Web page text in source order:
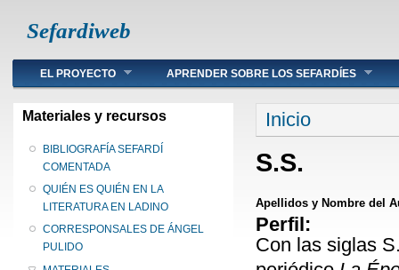
Sefardiweb
Main menu
EL PROYECTO APRENDER SOBRE LOS SEFARDÍES
Materiales y recursos
BIBLIOGRAFÍA SEFARDÍ
COMENTADA
QUIÉN ES QUIÉN EN LA
LITERATURA EN LADINO
CORRESPONSALES DE ÁNGEL
PULIDO
Se encuentra
Inicio
S.S.
Apellidos y Nombre del
Perfil:
Con las siglas